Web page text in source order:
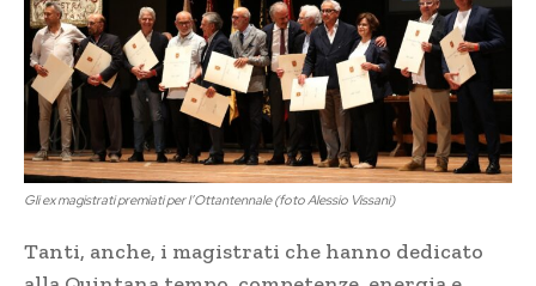
Gli ex magistrati premiati per l’Ottantennale (foto Alessio Vissani)
Tanti, anche, i magistrati che hanno dedicato